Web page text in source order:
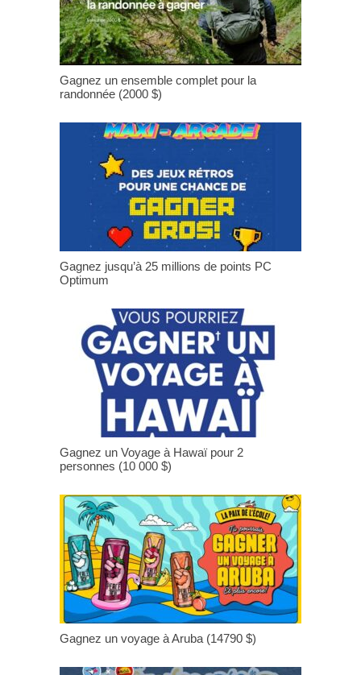
Gagnez un ensemble complet pour la
randonnée (2000 $)
Gagnez jusqu’à 25 millions de points PC
Optimum
Gagnez un Voyage à Hawaï pour 2
personnes (10 000 $)
Gagnez un voyage à Aruba (14790 $)